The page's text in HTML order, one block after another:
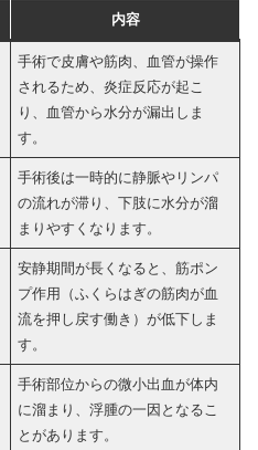
内容
手術で皮膚や筋肉、血管が操作
されるため、炎症反応が起こ
り、血管から水分が漏出しま
す。
手術後は一時的に静脈やリンパ
の流れが滞り、下肢に水分が溜
まりやすくなります。
安静期間が長くなると、筋ポン
プ作用（ふくらはぎの筋肉が血
流を押し戻す働き）が低下しま
す。
手術部位からの微小出血が体内
に溜まり、浮腫の一因となるこ
とがあります。